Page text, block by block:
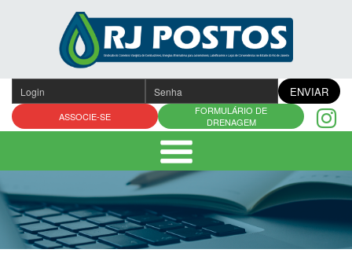
conteúdo
ENVIAR
ASSOCIE-SE
FORMULÁRIO DE
DRENAGEM